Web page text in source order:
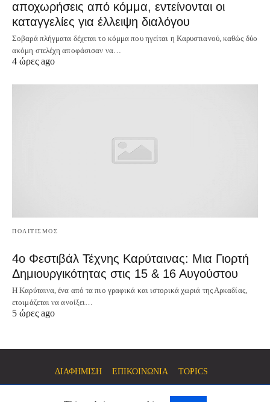
αποχωρήσεις από κόμμα, εντείνονται οι
καταγγελίες για έλλειψη διαλόγου
Σοβαρά πλήγματα δέχεται το κόμμα που ηγείται η Καρυστιανού, καθώς δύο
ακόμη στελέχη αποφάσισαν να…
4 ώρες ago
ΠΟΛΙΤΙΣΜΟΣ
4ο Φεστιβάλ Τέχνης Καρύταινας: Μια Γιορτή
Δημιουργικότητας στις 15 & 16 Αυγούστου
Η Καρύταινα, ένα από τα πιο γραφικά και ιστορικά χωριά της Αρκαδίας,
ετοιμάζεται να ανοίξει…
5 ώρες ago
ΔΙΑΦΗΜΙΣΗ ΕΠΙΚΟΙΝΩΝΙΑ TOPICS